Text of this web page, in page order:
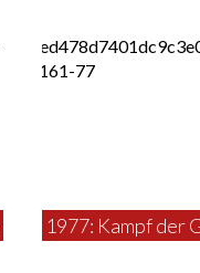
1977: Kampf der